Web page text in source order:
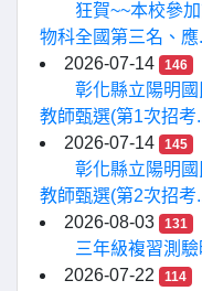
狂賀~~本校參
物科全國第三名、應
2026-07-14
146
彰化縣立陽明
教師甄選(第1次招考
2026-07-14
145
彰化縣立陽明
教師甄選(第2次招考
2026-08-03
131
三年級複習測
2026-07-22
114